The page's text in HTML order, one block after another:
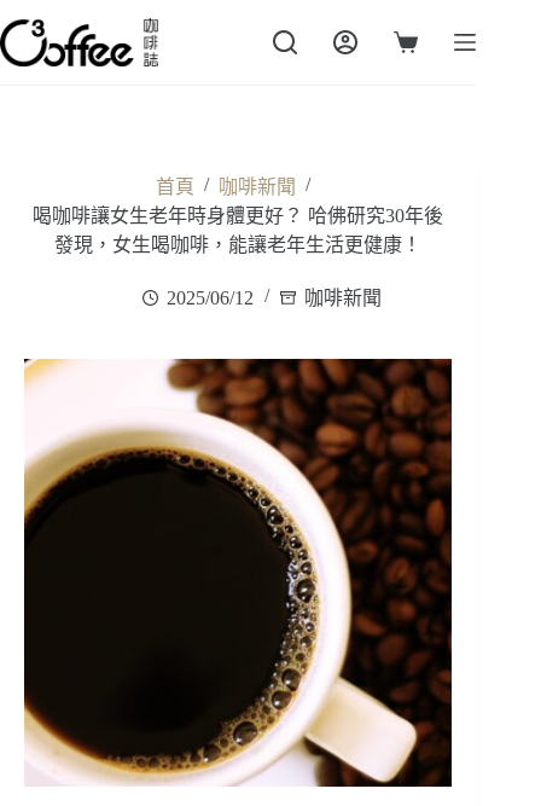
跳
至
主
購
首頁 / 咖啡新聞 /
喝咖啡讓女生老年時身體更好？ 哈佛研究30年後
發現，女生喝咖啡，能讓老年生活更健康！
2025/06/12 咖啡新聞